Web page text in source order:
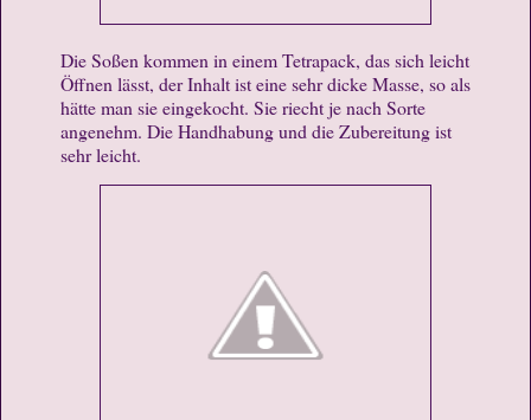
Die Soßen kommen in einem Tetrapack, das sich leicht
Öffnen lässt, der Inhalt ist eine sehr dicke Masse, so als
hätte man sie eingekocht. Sie riecht je nach Sorte
angenehm. Die Handhabung und die Zubereitung ist
sehr leicht.